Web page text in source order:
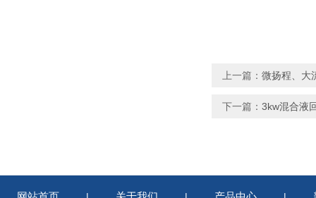
上一篇： 微扬程、大
下一篇： 3kw混合液